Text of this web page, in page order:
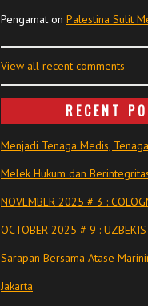
Pengamat on Palestina Sulit
View all recent comments
RECENT
Menjadi Tenaga Medis,
Melek Hukum dan
NOVEMBER 2025 # 3 :
OCTOBER 2025 # 9 :
Sarapan Bersama Atase
Jakarta